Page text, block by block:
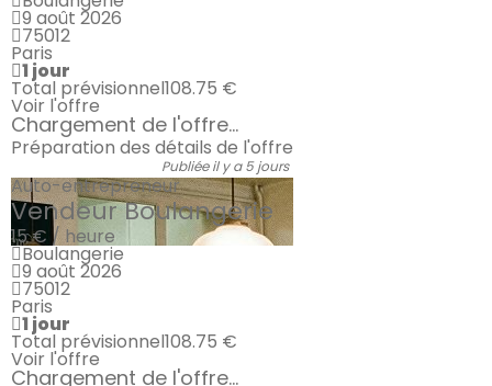
9 août 2026
75012
Paris
1 jour
Total prévisionnel108.75 €
Voir l'offre
Chargement de l'offre...
Préparation des détails de l'offre
Publiée il y a 5 jours
Auto-entrepreneur
Vendeur Boulangerie
15 € / heure
Boulangerie
9 août 2026
75012
Paris
1 jour
Total prévisionnel108.75 €
Voir l'offre
Chargement de l'offre...